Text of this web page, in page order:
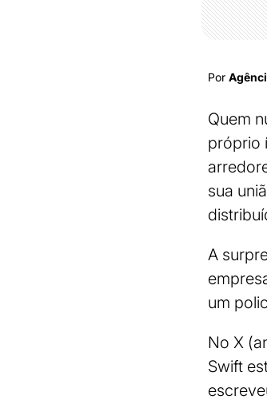
Por
Quem
próprio
sua
A
um
No X
Swift